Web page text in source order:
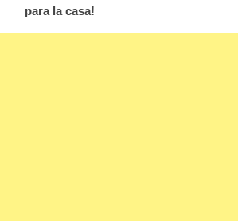
para la casa!